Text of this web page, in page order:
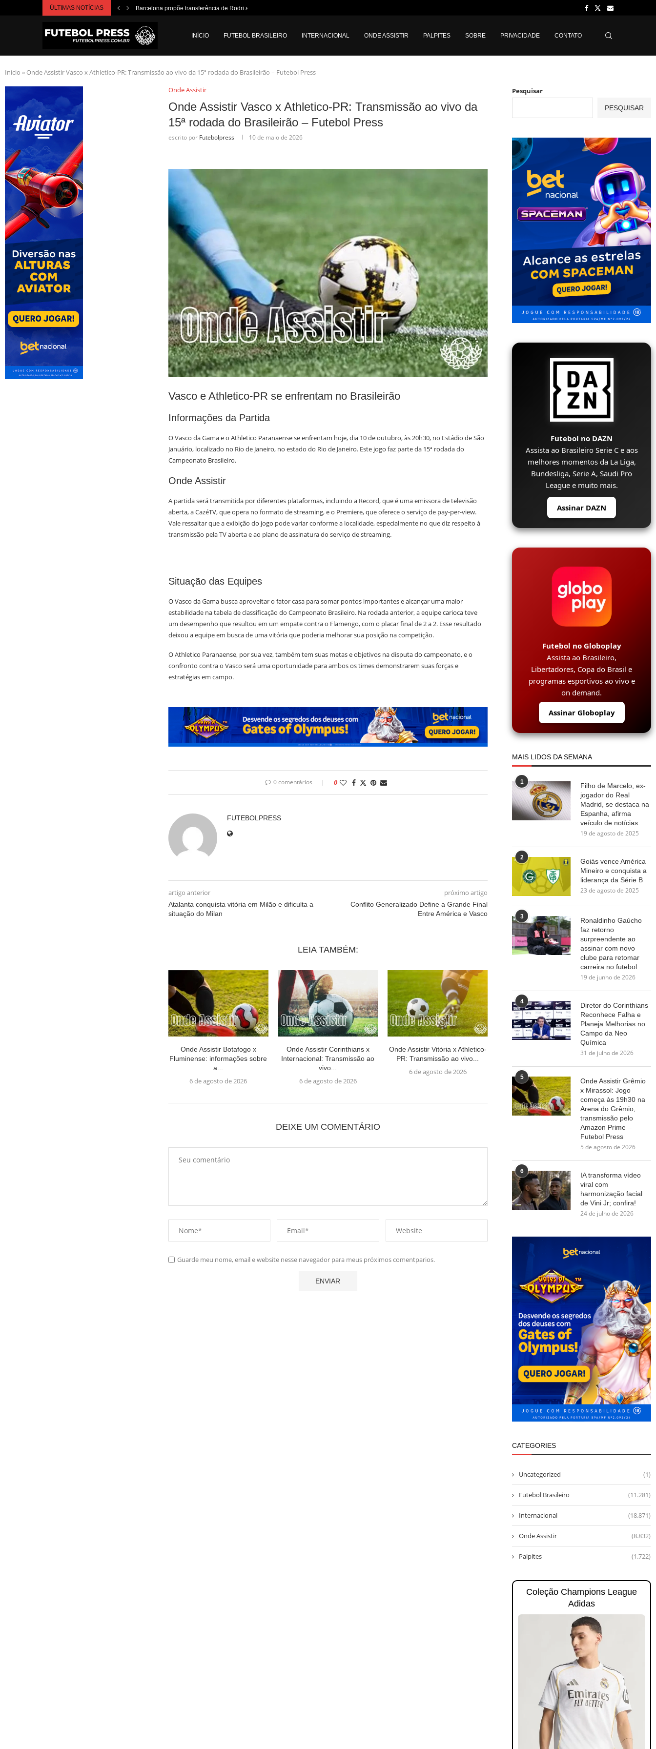
ÚLTIMAS NOTÍCIAS Barcelona propõe transferência de Rodri ao Manchester City...
INÍCIO FUTEBOL BRASILEIRO INTERNACIONAL ONDE ASSISTIR PALPITES SOBRE PRIVACIDADE CONTATO
Início » Onde Assistir Vasco x Athletico-PR: Transmissão ao vivo da 15ª rodada do Brasileirão – Futebol Press
Onde Assistir
Onde Assistir Vasco x Athletico-PR: Transmissão ao vivo da
15ª rodada do Brasileirão – Futebol Press
escrito por Futebolpress 10 de maio de 2026
Vasco e Athletico-PR se enfrentam no Brasileirão
Informações da Partida
O Vasco da Gama e o Athletico Paranaense se enfrentam hoje, dia 10 de outubro, às 20h30, no Estádio de São
Januário, localizado no Rio de Janeiro, no estado do Rio de Janeiro. Este jogo faz parte da 15ª rodada do
Campeonato Brasileiro.
Onde Assistir
A partida será transmitida por diferentes plataformas, incluindo a Record, que é uma emissora de televisão
aberta, a CazéTV, que opera no formato de streaming, e o Premiere, que oferece o serviço de pay-per-view.
Vale ressaltar que a exibição do jogo pode variar conforme a localidade, especialmente no que diz respeito à
transmissão pela TV aberta e ao plano de assinatura do serviço de streaming.
Situação das Equipes
O Vasco da Gama busca aproveitar o fator casa para somar pontos importantes e alcançar uma maior
estabilidade na tabela de classificação do Campeonato Brasileiro. Na rodada anterior, a equipe carioca teve
um desempenho que resultou em um empate contra o Flamengo, com o placar final de 2 a 2. Esse resultado
deixou a equipe em busca de uma vitória que poderia melhorar sua posição na competição.
O Athletico Paranaense, por sua vez, também tem suas metas e objetivos na disputa do campeonato, e o
confronto contra o Vasco será uma oportunidade para ambos os times demonstrarem suas forças e
estratégias em campo.
0 comentários 0
FUTEBOLPRESS
artigo anterior
Atalanta conquista vitória em Milão e dificulta a
situação do Milan
próximo artigo
Conflito Generalizado Define a Grande Final
Entre América e Vasco
LEIA TAMBÉM:
Onde Assistir Botafogo x
Fluminense: informações sobre
a...
6 de agosto de 2026
Onde Assistir Corinthians x
Internacional: Transmissão ao
vivo...
6 de agosto de 2026
Onde Assistir Vitória x Athletico-
PR: Transmissão ao vivo...
6 de agosto de 2026
DEIXE UM COMENTÁRIO
Guarde meu nome, email e website nesse navegador para meus próximos comentparios.
Pesquisar
PESQUISAR
Futebol no DAZN
Assista ao Brasileiro Serie C e aos
melhores momentos da La Liga,
Bundesliga, Serie A, Saudi Pro
League e muito mais.
Assinar DAZN
Futebol no Globoplay
Assista ao Brasileiro,
Libertadores, Copa do Brasil e
programas esportivos ao vivo e
on demand.
Assinar Globoplay
MAIS LIDOS DA SEMANA
1
Filho de Marcelo, ex-
jogador do Real
Madrid, se destaca na
Espanha, afirma
veículo de notícias.
19 de agosto de 2025
2
Goiás vence América
Mineiro e conquista a
liderança da Série B
23 de agosto de 2025
3
Ronaldinho Gaúcho
faz retorno
surpreendente ao
assinar com novo
clube para retomar
carreira no futebol
19 de junho de 2026
4
Diretor do Corinthians
Reconhece Falha e
Planeja Melhorias no
Campo da Neo
Química
31 de julho de 2026
5
Onde Assistir Grêmio
x Mirassol: Jogo
começa às 19h30 na
Arena do Grêmio,
transmissão pelo
Amazon Prime –
Futebol Press
5 de agosto de 2026
6
IA transforma vídeo
viral com
harmonização facial
de Vini Jr; confira!
24 de julho de 2026
CATEGORIES
Uncategorized (1)
Futebol Brasileiro (11.281)
Internacional (18.871)
Onde Assistir (8.832)
Palpites (1.722)
Coleção Champions League
Adidas